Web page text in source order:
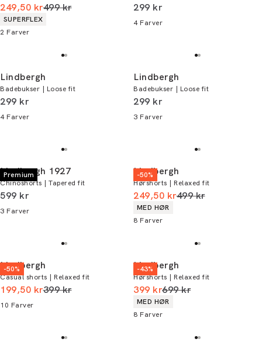
249,50 krI alt (uden rabat)
499 kr
Produkt egenskaber
SUPERFLEX
2 Farver
I alt (inkl. rabat)
299 kr
4 Farver
Lindbergh
Badebukser | Loose fit
I alt (inkl. rabat)
299 kr
4 Farver
Lindbergh
Badebukser | Loose fit
I alt (inkl. rabat)
299 kr
3 Farver
Premium
Lindbergh 1927
Chinoshorts | Tapered fit
I alt (inkl. rabat)
599 kr
3 Farver
-50%
Lindbergh
Hørshorts | Relaxed fit
249,50 krI alt (uden rabat)
499 kr
Produkt egenskaber
MED HØR
8 Farver
-50%
Lindbergh
Casual shorts | Relaxed fit
199,50 krI alt (uden rabat)
399 kr
10 Farver
-43%
Lindbergh
Hørshorts | Relaxed fit
399 krI alt (uden rabat)
699 kr
Produkt egenskaber
MED HØR
8 Farver